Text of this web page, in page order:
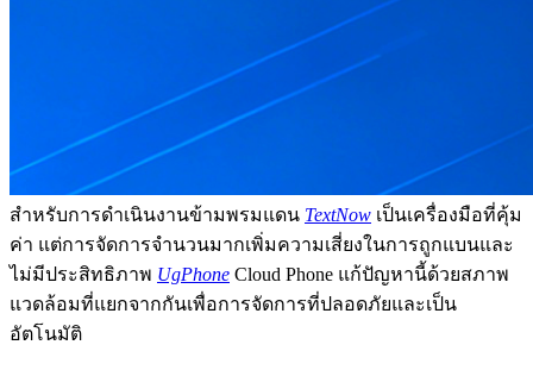
สำหรับการดำเนินงานข้ามพรมแดน TextNow เป็นเครื่องมือที่คุ้ม
ค่า แต่การจัดการจำนวนมากเพิ่มความเสี่ยงในการถูกแบนและ
ไม่มีประสิทธิภาพ UgPhone Cloud Phone แก้ปัญหานี้ด้วยสภาพ
แวดล้อมที่แยกจากกันเพื่อการจัดการที่ปลอดภัยและเป็น
อัตโนมัติ